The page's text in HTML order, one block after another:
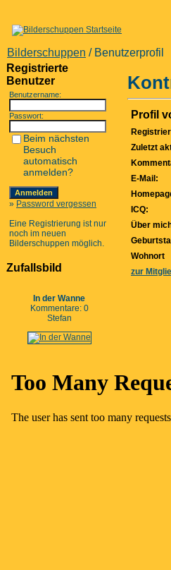
Bilderschuppen / Benutzerprofil
Registrierte
Benutzer
Benutzername:
Passwort:
Beim nächsten
Besuch
automatisch
anmelden?
» Password vergessen
Eine Registrierung ist nur
noch im neuen
Bilderschuppen möglich.
Zufallsbild
In der Wanne
Kommentare: 0
Stefan
Profil
Zuletzt
E-Mail:
ICQ:
Über
Wohnort
zur